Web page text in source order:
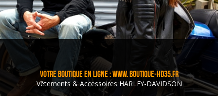
VOTRE BOUTIQUE EN LIGNE : www. BOUTIQUE-HD35.FR
Vêtements & Accessoires HARLEY-DAVIDSON